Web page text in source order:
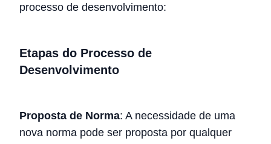
processo de desenvolvimento:
Etapas do Processo de
Desenvolvimento
Proposta de Norma: A necessidade de uma
nova norma pode ser proposta por qualquer